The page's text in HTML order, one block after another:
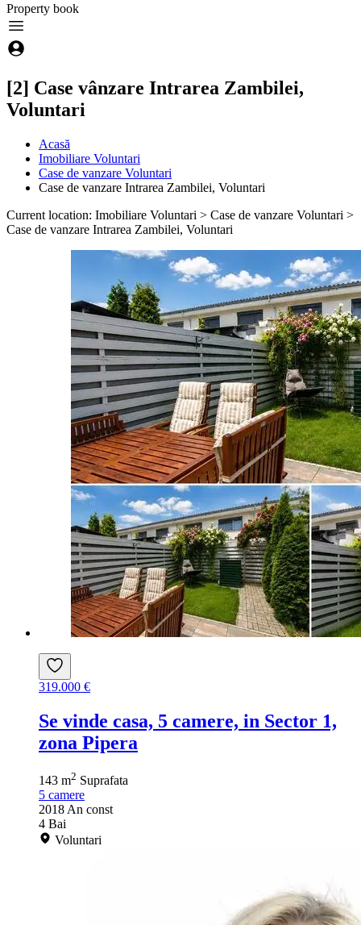
Property book
[2] Case vânzare Intrarea Zambilei,
Voluntari
Acasă
Imobiliare Voluntari
Case de vanzare Voluntari
Case de vanzare Intrarea Zambilei, Voluntari
Current location: Imobiliare Voluntari > Case de vanzare Voluntari >
Case de vanzare Intrarea Zambilei, Voluntari
319.000 €
Se vinde casa, 5 camere, in Sector 1,
zona Pipera
143 m2 Suprafata
5 camere
2018 An const
4 Bai
Voluntari